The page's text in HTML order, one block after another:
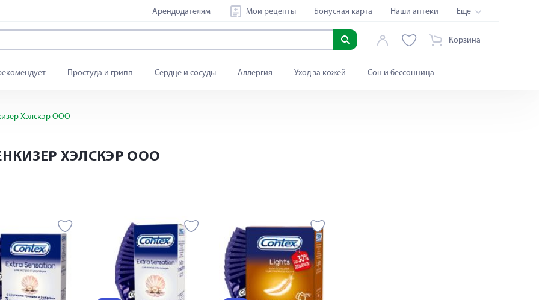
Арендодателям Мои рецепты Бонусная карта Наши аптеки Еще
Корзина
Простуда и грипп Сердце и сосуды Аллергия Уход за кожей Сон и бессонница
Хэлскэр ООО
ХЭЛСКЭР ООО